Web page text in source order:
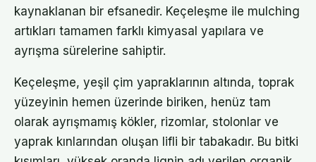
kaynaklanan bir efsanedir. Keçeleşme ile mulching
artıkları tamamen farklı kimyasal yapılara ve
ayrışma sürelerine sahiptir.
Keçeleşme, yeşil çim yapraklarının altında, toprak
yüzeyinin hemen üzerinde biriken, henüz tam
olarak ayrışmamış kökler, rizomlar, stolonlar ve
yaprak kınlarından oluşan lifli bir tabakadır. Bu bitki